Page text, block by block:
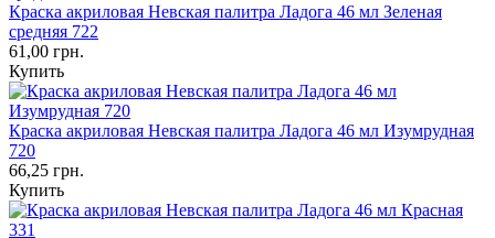
Краска акриловая Невская палитра Ладога 46 мл Зеленая
средняя 722
61,00 грн.
Купить
Краска акриловая Невская палитра Ладога 46 мл Изумрудная
720
66,25 грн.
Купить